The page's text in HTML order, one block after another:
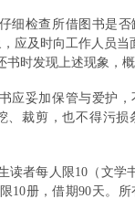
细检查所借图书是否
应及时向工作人员当
书时发现上述现象，概
应妥加保管与爱护，
、裁剪，也不得污损
读者每人限10（文学
10册，借期90天。